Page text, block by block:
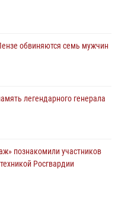
обвиняются семь мужчин
легендарного генерала
познакомили участников
Росгвардии
помощь